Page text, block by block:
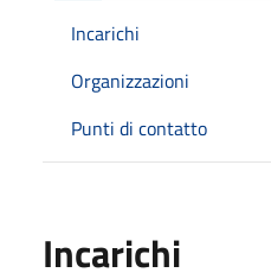
Incarichi
Organizzazioni
Punti di contatto
Incarichi